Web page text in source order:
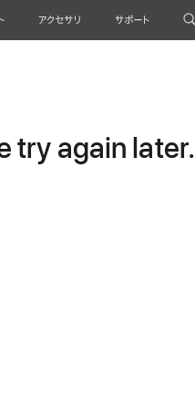
アクセサリ サポート
try again later.